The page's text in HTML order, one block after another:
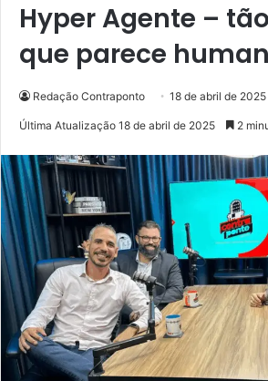
Hyper Agente –
que parece
Redação Contraponto 18 de abril de 2025
Última Atualização 18 de abril de 2025 2